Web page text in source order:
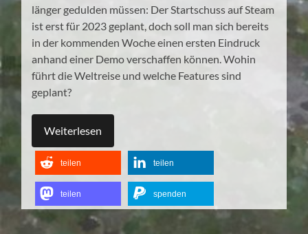
länger gedulden müssen: Der Startschuss auf Steam
ist erst für 2023 geplant, doch soll man sich bereits
in der kommenden Woche einen ersten Eindruck
anhand einer Demo verschaffen können. Wohin
führt die Weltreise und welche Features sind
geplant?
Weiterlesen
teilen teilen
teilen spenden